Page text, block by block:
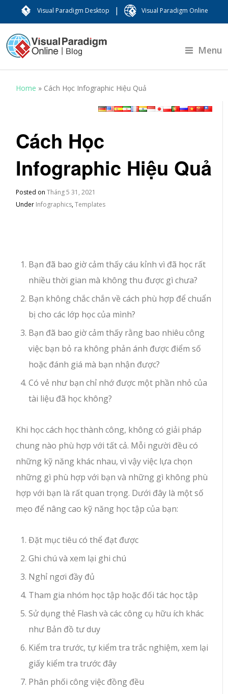
Visual Paradigm Desktop | Visual Paradigm Online
Menu
Home » Cách Học Infographic Hiệu Quả
Cách Học
Infographic Hiệu Quả
Posted onTháng 5 31, 2021
Under Infographics,Templates
Bạn đã bao giờ cảm thấy cáu kỉnh vì đã học rất
nhiều thời gian mà không thu được gì chưa?
Bạn không chắc chắn về cách phù hợp để chuẩn
bị cho các lớp học của mình?
Bạn đã bao giờ cảm thấy rằng bao nhiêu công
việc bạn bỏ ra không phản ánh được điểm số
hoặc đánh giá mà bạn nhận được?
Có vẻ như bạn chỉ nhớ được một phần nhỏ của
tài liệu đã học không?
Khi học cách học thành công, không có giải pháp
chung nào phù hợp với tất cả. Mỗi người đều có
những kỹ năng khác nhau, vì vậy việc lựa chọn
những gì phù hợp với bạn và những gì không phù
hợp với bạn là rất quan trọng. Dưới đây là một số
mẹo để nâng cao kỹ năng học tập của bạn:
Đặt mục tiêu có thể đạt được
Ghi chú và xem lại ghi chú
Nghỉ ngơi đầy đủ
Tham gia nhóm học tập hoặc đối tác học tập
Sử dụng thẻ Flash và các công cụ hữu ích khác
như Bản đồ tư duy
Kiểm tra trước, tự kiểm tra trắc nghiệm, xem lại
giấy kiểm tra trước đây
Phân phối công việc đồng đều